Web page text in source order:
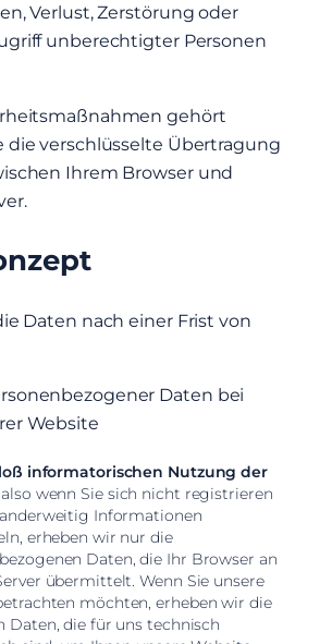
Verlust, Zerstörung oder
unberechtigter Personen
gehört
die verschlüsselte Übertragung
Ihrem Browser und
Daten nach einer Frist von
Daten bei
Website
informatorischen Nutzung der
also wenn Sie sich nicht registrieren
Informationen
erheben wir nur die
Daten, die Ihr Browser an
übermittelt. Wenn Sie unsere
möchten, erheben wir die
Daten, die für uns technisch